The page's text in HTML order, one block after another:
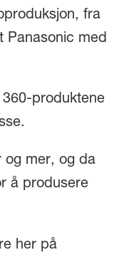
fra
Panasonic med
produktene
og mer, og da
å produsere
her på